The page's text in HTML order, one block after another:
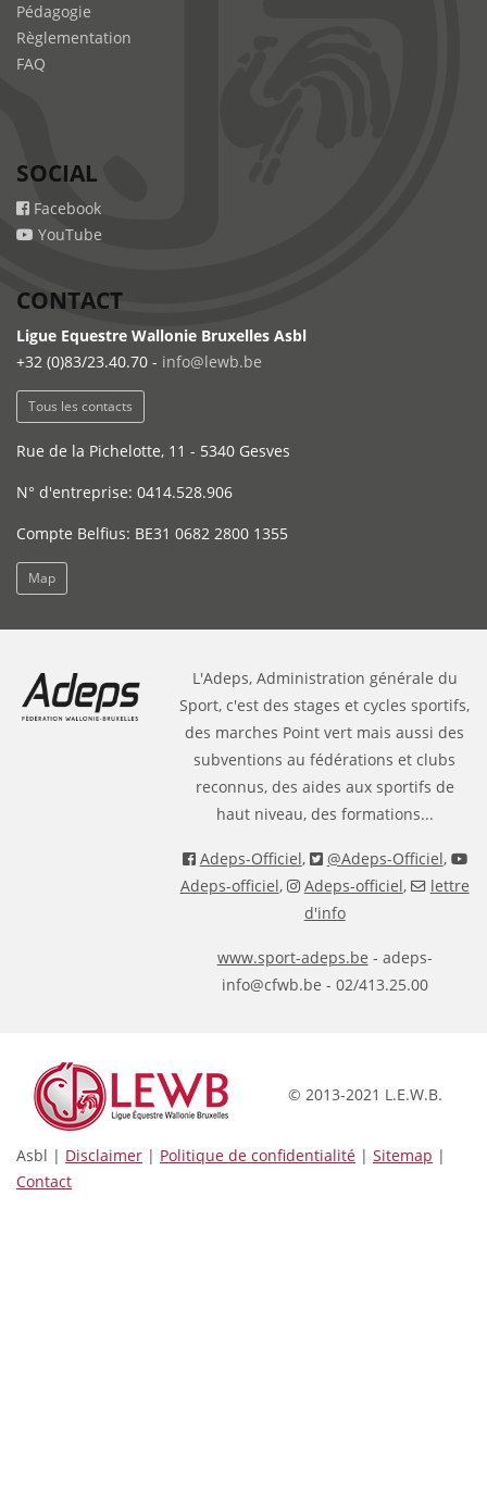
Pédagogie
Règlementation
FAQ
SOCIAL
Facebook
YouTube
CONTACT
Ligue Equestre Wallonie Bruxelles Asbl
+32 (0)83/23.40.70 - info@lewb.be
Tous les contacts
Rue de la Pichelotte, 11 - 5340 Gesves
N° d'entreprise: 0414.528.906
Compte Belfius: BE31 0682 2800 1355
Map
L'Adeps, Administration générale du
Sport, c'est des stages et cycles sportifs,
des marches Point vert mais aussi des
subventions au fédérations et clubs
reconnus, des aides aux sportifs de
haut niveau, des formations...
Adeps-Officiel, @Adeps-Officiel,
Adeps-officiel, Adeps-officiel,
lettre
d'info
www.sport-adeps.be - adeps-
info@cfwb.be - 02/413.25.00
© 2013-2021 L.E.W.B.
Asbl | Disclaimer | Politique de confidentialité | Sitemap |
Contact